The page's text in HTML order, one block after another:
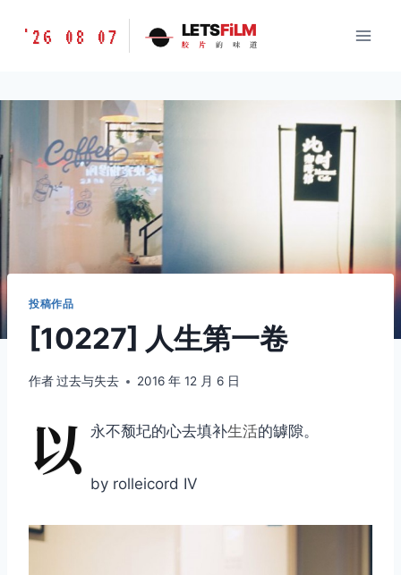
胶
味
LETSFILM
'26 08 07 LETSFiLM
胶 片 的 味 道
投稿作品
[10227] 人生第一卷
作者过去与失去 2016 年 12 月 6 日
以 永不颓圮的心去填补生活的罅隙。
by rolleicord IV